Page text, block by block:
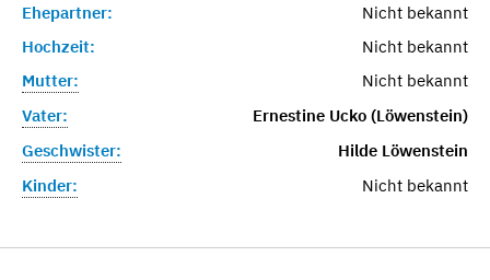
Ehepartner:
Nicht bekannt
Hochzeit:
Nicht bekannt
Mutter:
Nicht bekannt
Vater:
Ernestine Ucko (Löwenstein)
Geschwister:
Hilde Löwenstein
Kinder:
Nicht bekannt